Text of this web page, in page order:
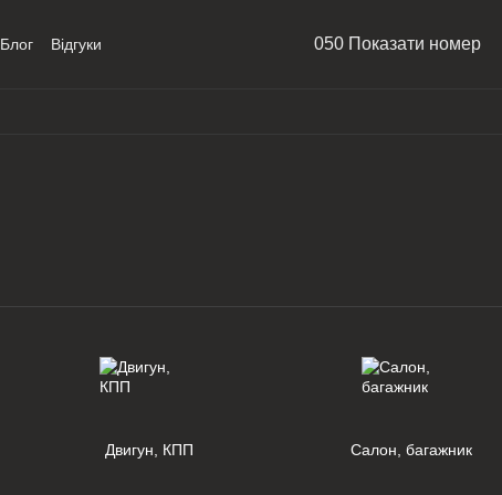
Блог
Відгуки
050 Показати номер
Двигун, КПП Салон, багажник